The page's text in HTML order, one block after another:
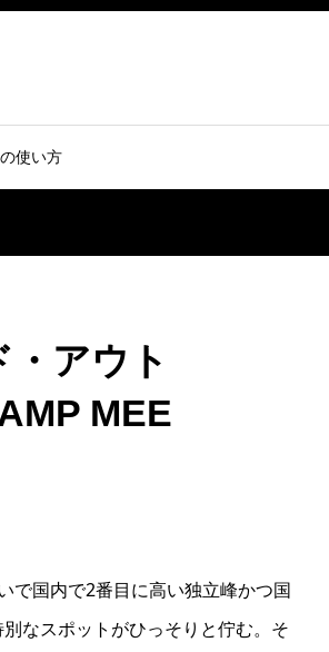
メニュー
使い方
・アウト
MEE
で国内で2番目に高い独立峰かつ国
なスポットがひっそりと佇む。そ